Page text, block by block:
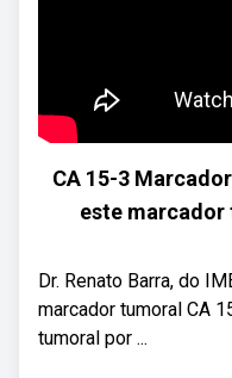
CA 15-3
este marcador
Dr. Renato Barra, do
marcador tumoral CA
tumoral por ...